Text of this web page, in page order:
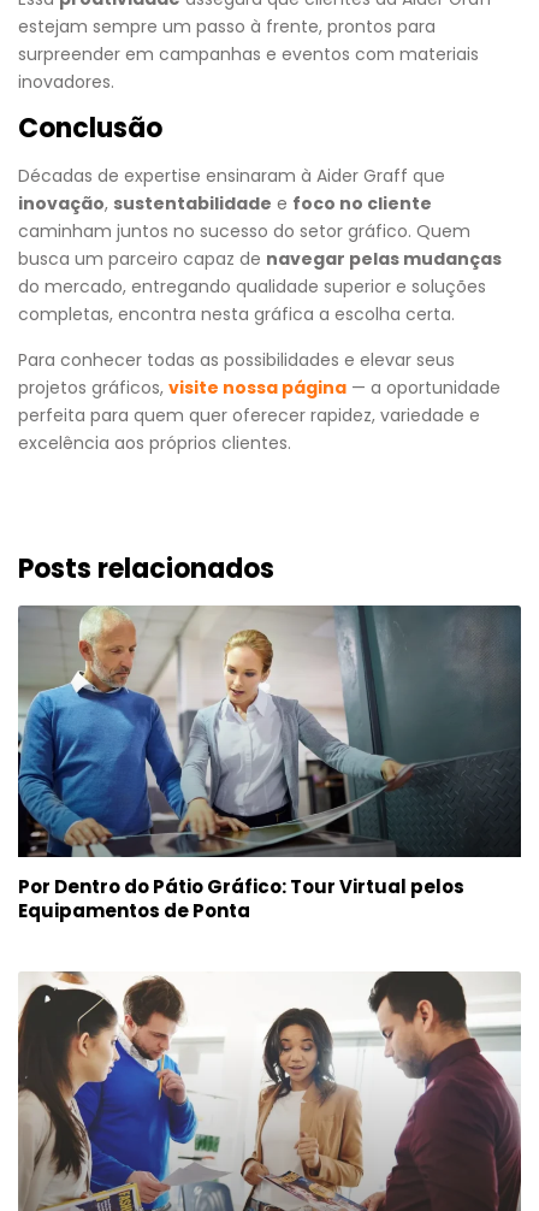
estejam sempre um passo à frente, prontos para
surpreender em campanhas e eventos com materiais
inovadores.
Conclusão
Décadas de expertise ensinaram à Aider Graff que
inovação, sustentabilidade e foco no cliente
caminham juntos no sucesso do setor gráfico. Quem
busca um parceiro capaz de navegar pelas mudanças
do mercado, entregando qualidade superior e soluções
completas, encontra nesta gráfica a escolha certa.
Para conhecer todas as possibilidades e elevar seus
projetos gráficos, visite nossa página — a oportunidade
perfeita para quem quer oferecer rapidez, variedade e
excelência aos próprios clientes.
Posts relacionados
Por Dentro do Pátio Gráfico: Tour Virtual pelos
Equipamentos de Ponta